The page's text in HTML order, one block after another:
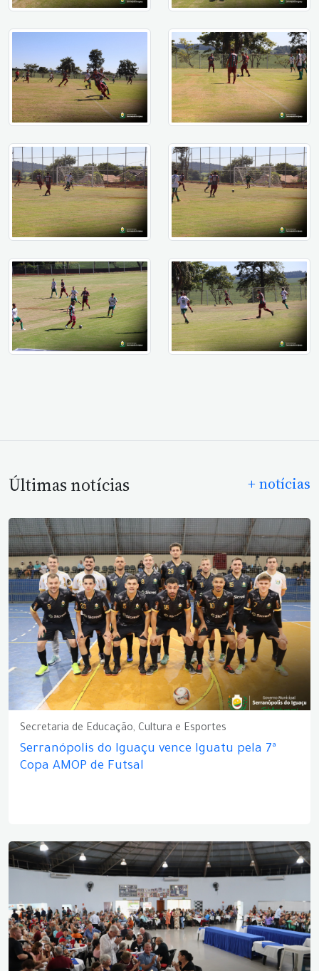
Últimas notícias + notícias
Secretaria de Educação, Cultura e Esportes
Serranópolis do Iguaçu vence Iguatu pela 7ª
Copa AMOP de Futsal